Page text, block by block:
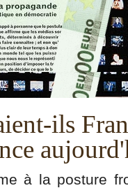
ils
à la posture